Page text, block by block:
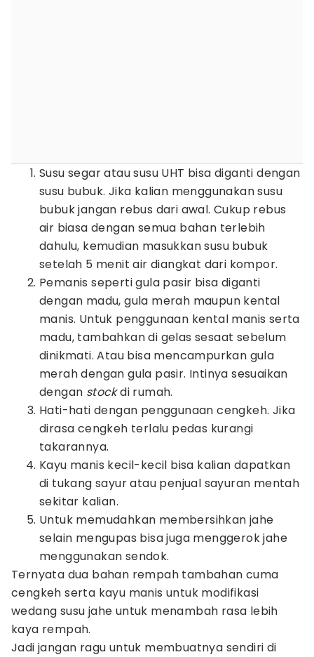
Susu segar atau susu UHT bisa diganti dengan
susu bubuk. Jika kalian menggunakan susu
bubuk jangan rebus dari awal. Cukup rebus
air biasa dengan semua bahan terlebih
dahulu, kemudian masukkan susu bubuk
setelah 5 menit air diangkat dari kompor.
Pemanis seperti gula pasir bisa diganti
dengan madu, gula merah maupun kental
manis. Untuk penggunaan kental manis serta
madu, tambahkan di gelas sesaat sebelum
dinikmati. Atau bisa mencampurkan gula
merah dengan gula pasir. Intinya sesuaikan
dengan stockdi rumah.
Hati-hati dengan penggunaan cengkeh. Jika
dirasa cengkeh terlalu pedas kurangi
takarannya.
Kayu manis kecil-kecil bisa kalian dapatkan
di tukang sayur atau penjual sayuran mentah
sekitar kalian.
Untuk memudahkan membersihkan jahe
selain mengupas bisa juga menggerok jahe
menggunakan sendok.
Ternyata dua bahan rempah tambahan cuma
cengkeh serta kayu manis untuk modifikasi
wedang susu jahe untuk menambah rasa lebih
kaya rempah.
Jadi jangan ragu untuk membuatnya sendiri di